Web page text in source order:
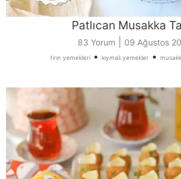
Patlıcan Musakka
83 Yorum 09 Ağustos
fırın yemekleri• kıymalı yemekler•